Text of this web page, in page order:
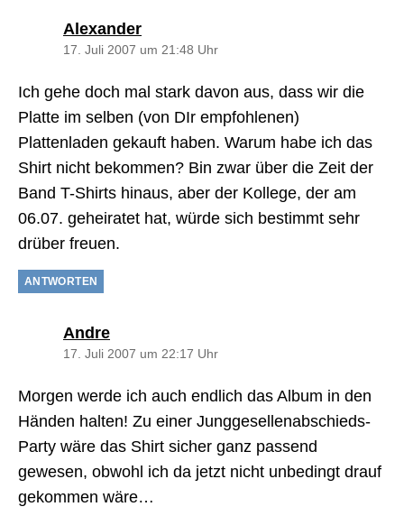
Alexandersagt:
17. Juli 2007 um 21:48 Uhr
Ich gehe doch mal stark davon aus, dass wir die
Platte im selben (von DIr empfohlenen)
Plattenladen gekauft haben. Warum habe ich das
Shirt nicht bekommen? Bin zwar über die Zeit der
Band T-Shirts hinaus, aber der Kollege, der am
06.07. geheiratet hat, würde sich bestimmt sehr
drüber freuen.
ANTWORTEN
Andresagt:
17. Juli 2007 um 22:17 Uhr
Morgen werde ich auch endlich das Album in den
Händen halten! Zu einer Junggesellenabschieds-
Party wäre das Shirt sicher ganz passend
gewesen, obwohl ich da jetzt nicht unbedingt drauf
gekommen wäre…